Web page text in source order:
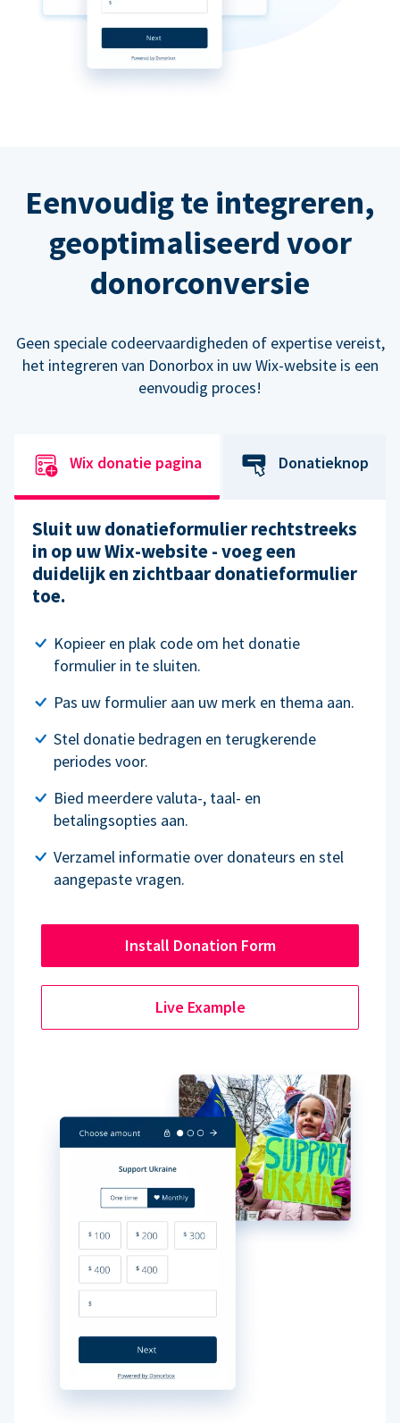
Eenvoudig te integreren,
geoptimaliseerd voor
donorconversie
Geen speciale codeervaardigheden of expertise vereist,
het integreren van Donorbox in uw Wix-website is een
eenvoudig proces!
Wix donatie pagina Donatieknop
Sluit uw donatieformulier rechtstreeks
in op uw Wix-website - voeg een
duidelijk en zichtbaar donatieformulier
toe.
Kopieer en plak code om het donatie
formulier in te sluiten.
Pas uw formulier aan uw merk en thema aan.
Stel donatie bedragen en terugkerende
periodes voor.
Bied meerdere valuta-, taal- en
betalingsopties aan.
Verzamel informatie over donateurs en stel
aangepaste vragen.
Install Donation Form
Live Example